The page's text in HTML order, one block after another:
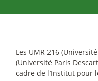
Les UMR 216
(Université Paris
cadre de l’Institut pour